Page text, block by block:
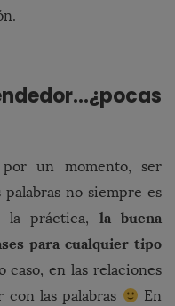
un momento, ser
palabras no siempre es
la práctica, la buena
para cualquier tipo
caso, en las relaciones
con las palabras
En